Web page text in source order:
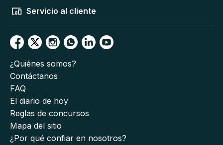
Servicio al cliente
¿Quiénes somos?
Contáctanos
FAQ
El diario de hoy
Reglas de concursos
Mapa del sitio
¿Por qué confiar en nosotros?